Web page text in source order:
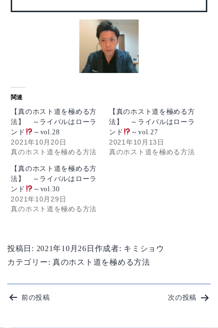
関連
【真のホスト道を極める方
法】 ～ライバルはローラ
ンド
～vol.28
2021年10月20日
真のホスト道を極める方法
【真のホスト道を極める方
法】 ～ライバルはローラ
ンド
～vol.27
2021年10月13日
真のホスト道を極める方法
【真のホスト道を極める方
法】 ～ライバルはローラ
ンド
～vol.30
2021年10月29日
真のホスト道を極める方法
投稿日: 2021年10月26日 作成者: キミショウ
カテゴリー:真のホスト道を極める方法
投前の投稿 次の投稿